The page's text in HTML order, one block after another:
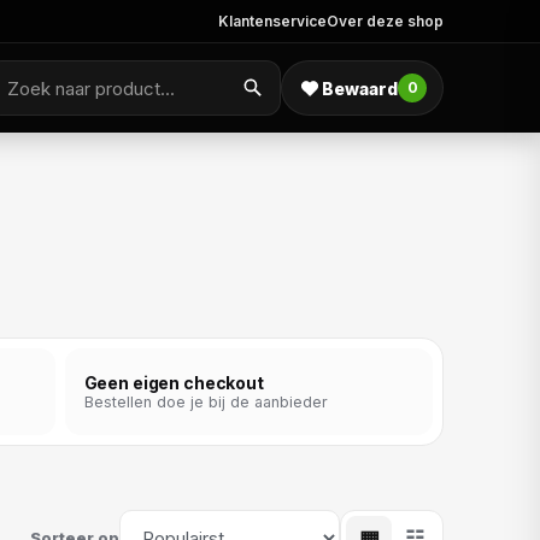
KlantenserviceOver deze shop
Bewaard 0
Geen eigen checkout
Bestellen doe je bij de aanbieder